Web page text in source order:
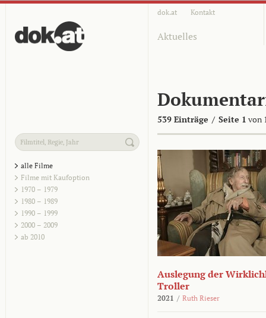
dok.at Kontakt
Aktuelles
539 Einträge / Seite 1 von
alle Filme
Filme mit Kaufoption
1970 – 1979
1980 – 1989
1990 – 1999
2000 – 2009
ab 2010
Auslegung der
Troller
2021 / Ruth Rieser